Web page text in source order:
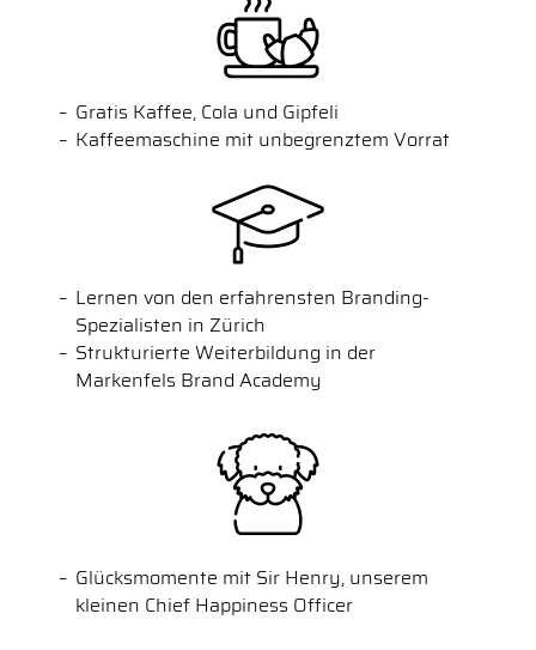
Gratis Kaffee, Cola und Gipfeli
Kaffeemaschine mit unbegrenztem Vorrat
Lernen von den erfahrensten Branding-
Spezialisten in Zürich
Strukturierte Weiterbildung in der
Markenfels Brand Academy
Glücksmomente mit Sir Henry, unserem
kleinen Chief Happiness Officer